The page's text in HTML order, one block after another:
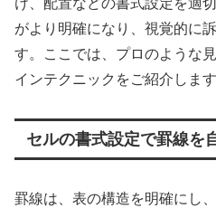
け、配置などの書式設定を適
がより明確になり、視覚的に
す。ここでは、プロのような
インテクニックをご紹介します
セルの書式設定で罫線を
罫線は、表の構造を明確にし